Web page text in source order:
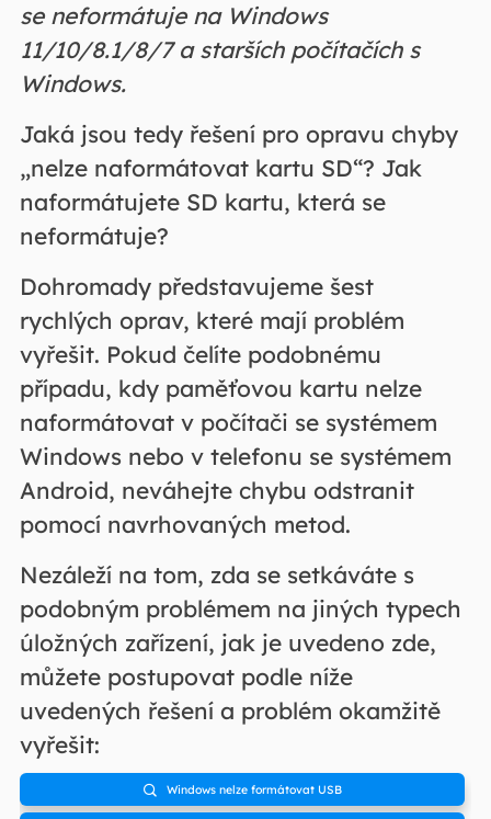
se neformátuje na Windows
11/10/8.1/8/7 a starších počítačích s
Windows.
Jaká jsou tedy řešení pro opravu chyby
„nelze naformátovat kartu SD“? Jak
naformátujete SD kartu, která se
neformátuje?
Dohromady představujeme šest
rychlých oprav, které mají problém
vyřešit. Pokud čelíte podobnému
případu, kdy paměťovou kartu nelze
naformátovat v počítači se systémem
Windows nebo v telefonu se systémem
Android, neváhejte chybu odstranit
pomocí navrhovaných metod.
Nezáleží na tom, zda se setkáváte s
podobným problémem na jiných typech
úložných zařízení, jak je uvedeno zde,
můžete postupovat podle níže
uvedených řešení a problém okamžitě
vyřešit:
 Windows nelze formátovat USB